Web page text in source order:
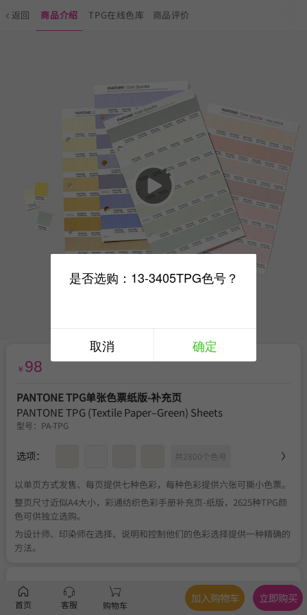
返回 商品介绍 TPG在线色库 商品评价
￥ 98
PANTONE TPG单张色票纸版-补充页
PANTONE TPG (Textile Paper–Green) Sheets
型号： PA-TPG
选项： 共2800个色号
以单页方式发售、每页提供七种色彩，每种色彩提供六张可撕小色票。
整页尺寸近似A4大小，彩通纺织色彩手册补充页-纸版，2625种TPG颜
色可供独立选购。
为设计师、印染师在选择、说明和控制他们的色彩选择提供一种精确的
方法。
服务 官方正品 关于税费 、不可退换
首页 客服 购物车
加入购物车 立即购买
是否选购：13-3405TPG色号？
取消 确定